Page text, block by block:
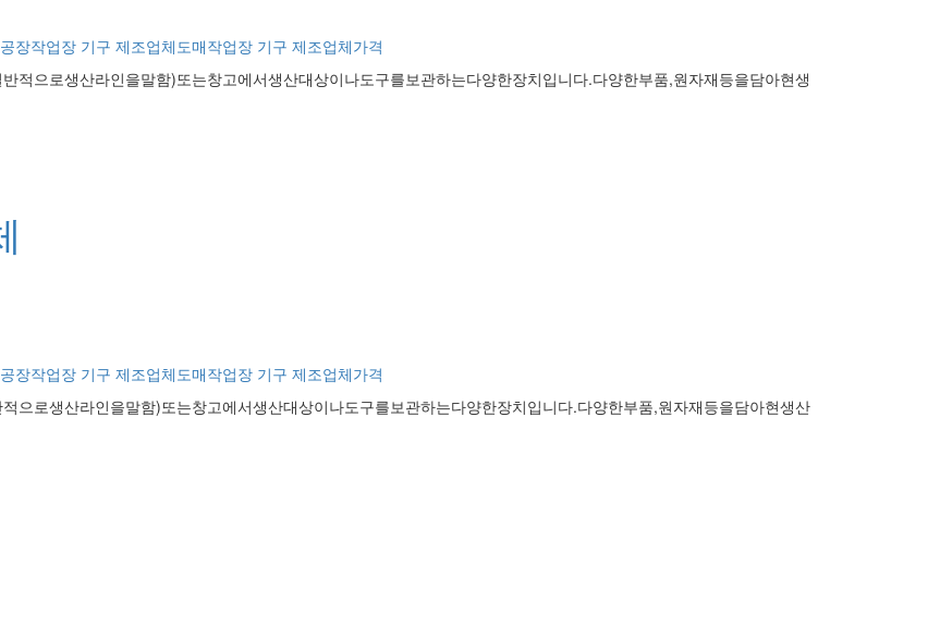
장작업장 기구 제조업체도매작업장 기구 제조업체가격
적으로생산라인을말함)또는창고에서생산대상이나도구를보관하는다양한장치입니다.다양한부품,원자재등을담아현생
장작업장 기구 제조업체도매작업장 기구 제조업체가격
으로생산라인을말함)또는창고에서생산대상이나도구를보관하는다양한장치입니다.다양한부품,원자재등을담아현생산